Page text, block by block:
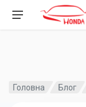
Головна Блог